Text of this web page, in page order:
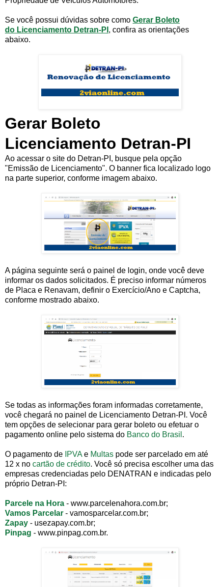
Se você possui dúvidas sobre como Gerar Boleto
do Licenciamento Detran-PI , confira as orientações
abaixo.
Gerar Boleto
Licenciamento Detran-PI
Ao acessar o site do Detran-PI, busque pela opção
"Emissão de Licenciamento". O banner fica localizado logo
na parte superior, conforme imagem abaixo.
A página seguinte será o painel de login, onde você deve
informar os dados solicitados. É preciso informar números
de Placa e Renavam, definir o Exercício/Ano e Captcha,
conforme mostrado abaixo.
Se todas as informações foram informadas corretamente,
você chegará no painel de Licenciamento Detran-PI. Você
tem opções de selecionar para gerar boleto ou efetuar o
pagamento online pelo sistema do Banco do Brasil .
O pagamento de IPVAe Multas pode ser parcelado em até
12 x no cartão de crédito. Você só precisa escolher uma das
empresas credenciadas pelo DENATRAN e indicadas pelo
próprio Detran-PI:
Parcele na Hora - www.parcelenahora.com.br;
Vamos Parcelar - vamosparcelar.com.br;
Zapay - usezapay.com.br;
Pinpag - www.pinpag.com.br.